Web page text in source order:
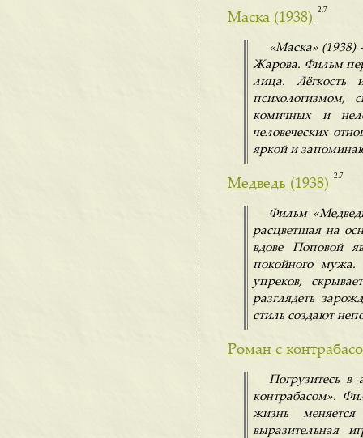
Маска (1938)
2.7
«Маска» (1938)
Жарова. Фильм
лица. Лёгкость
психологизмом,
комичных и
человеческих
яркой и
Медведь (1938)
2.7
Фильм
расцветшая на
вдове Поповой
покойного мужа.
упреков,
разглядеть
стиль создают
Роман с
Погрузитесь в
контрабасом».
жизнь
выразительная